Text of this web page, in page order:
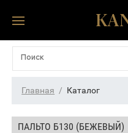
Главная Каталог
ПАЛЬТО Б130 (БЕЖЕВЫЙ)